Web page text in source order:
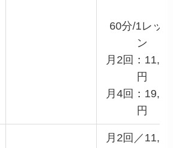
60分/1レッ
ン
月2回：
円
月4回：
円
月2回／